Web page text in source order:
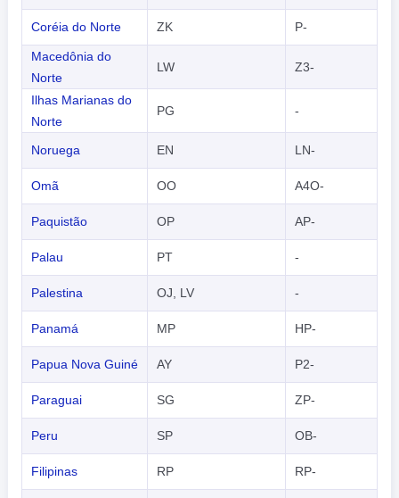
Coréia do Norte ZK P-
Macedônia do
Norte
LW Z3-
Ilhas Marianas do
Norte
PG -
Noruega EN LN-
Omã OO A4O-
Paquistão OP AP-
Palau PT -
Palestina OJ, LV -
Panamá MP HP-
Papua Nova Guiné AY P2-
Paraguai SG ZP-
Peru SP OB-
Filipinas RP RP-